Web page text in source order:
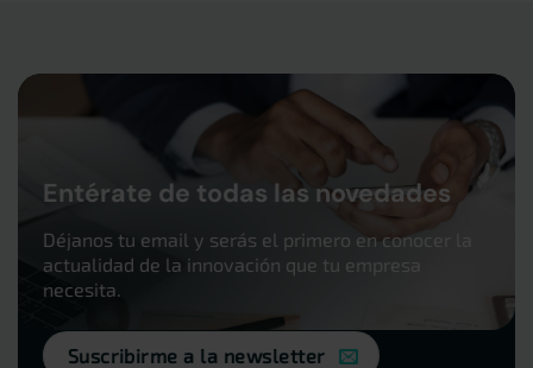
Entérate de todas las novedades
Déjanos tu email y serás el primero en conocer la
actualidad de la innovación que tu empresa
necesita.
Suscribirme a la newsletter